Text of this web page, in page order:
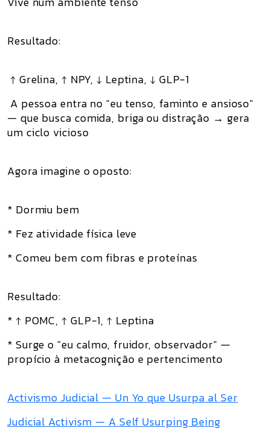
Resultado:
↑ Grelina, ↑ NPY, ↓ Leptina, ↓ GLP-1
A pessoa entra no "eu tenso, faminto e ansioso"
— que busca comida, briga ou distração → gera
um ciclo vicioso
Agora imagine o oposto:
* Dormiu bem
* Fez atividade física leve
* Comeu bem com fibras e proteínas
Resultado:
* ↑ POMC, ↑ GLP-1, ↑ Leptina
* Surge o "eu calmo, fruidor, observador" —
propício à metacognição e pertencimento
Activismo Judicial — Un Yo que Usurpa al Ser
Judicial Activism — A Self Usurping Being